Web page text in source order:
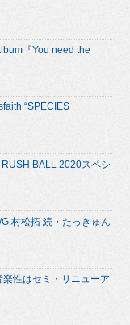
『You need the
“SPECIES
BALL 2020スペシ
村松拓 続・たっきゅん
性はセミ・リニューア